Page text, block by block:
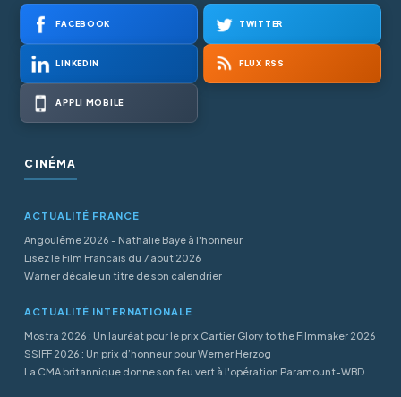
FACEBOOK TWITTER
LINKEDIN FLUX RSS
APPLI MOBILE
CINÉMA
ACTUALITÉ FRANCE
Angoulême 2026 - Nathalie Baye à l'honneur
Lisez le Film Francais du 7 aout 2026
Warner décale un titre de son calendrier
ACTUALITÉ INTERNATIONALE
Mostra 2026 : Un lauréat pour le prix Cartier Glory to the Filmmaker 2026
SSIFF 2026 : Un prix d’honneur pour Werner Herzog
La CMA britannique donne son feu vert à l'opération Paramount-WBD